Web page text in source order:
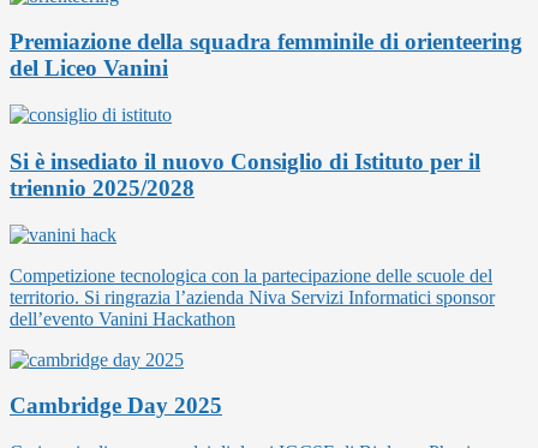
Premiazione della squadra femminile di orienteering
del Liceo Vanini
Si è insediato il nuovo Consiglio di Istituto per il
triennio 2025/2028
Competizione tecnologica con la partecipazione delle scuole del
territorio. Si ringrazia l’azienda Niva Servizi Informatici sponsor
dell’evento Vanini Hackathon
Cambridge Day 2025